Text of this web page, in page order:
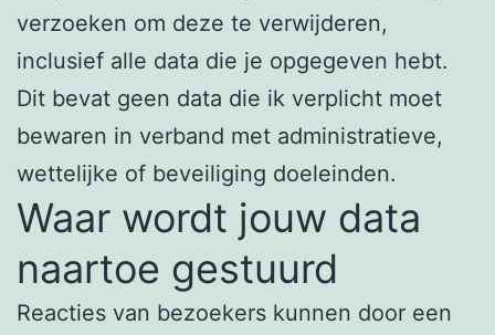
verzoeken om deze te verwijderen,
inclusief alle data die je opgegeven hebt.
Dit bevat geen data die ik verplicht moet
bewaren in verband met administratieve,
wettelijke of beveiliging doeleinden.
Waar wordt jouw data
naartoe gestuurd
Reacties van bezoekers kunnen door een